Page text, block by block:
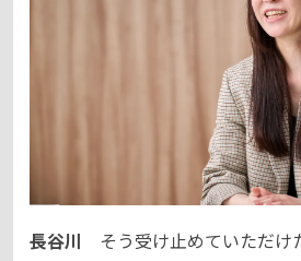
長谷川 そう受け止めていただけ